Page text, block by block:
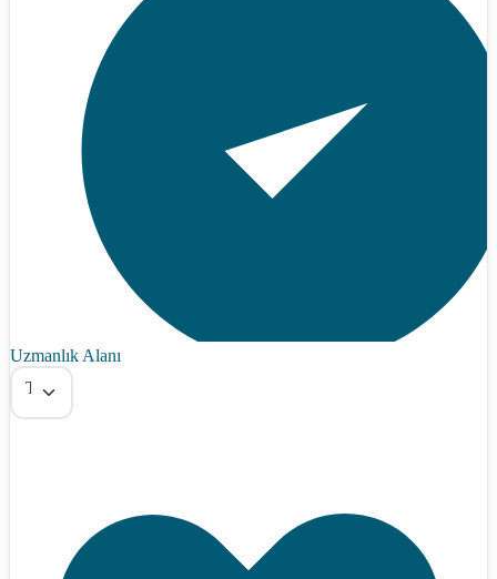
Uzmanlık Alanı
Tümü